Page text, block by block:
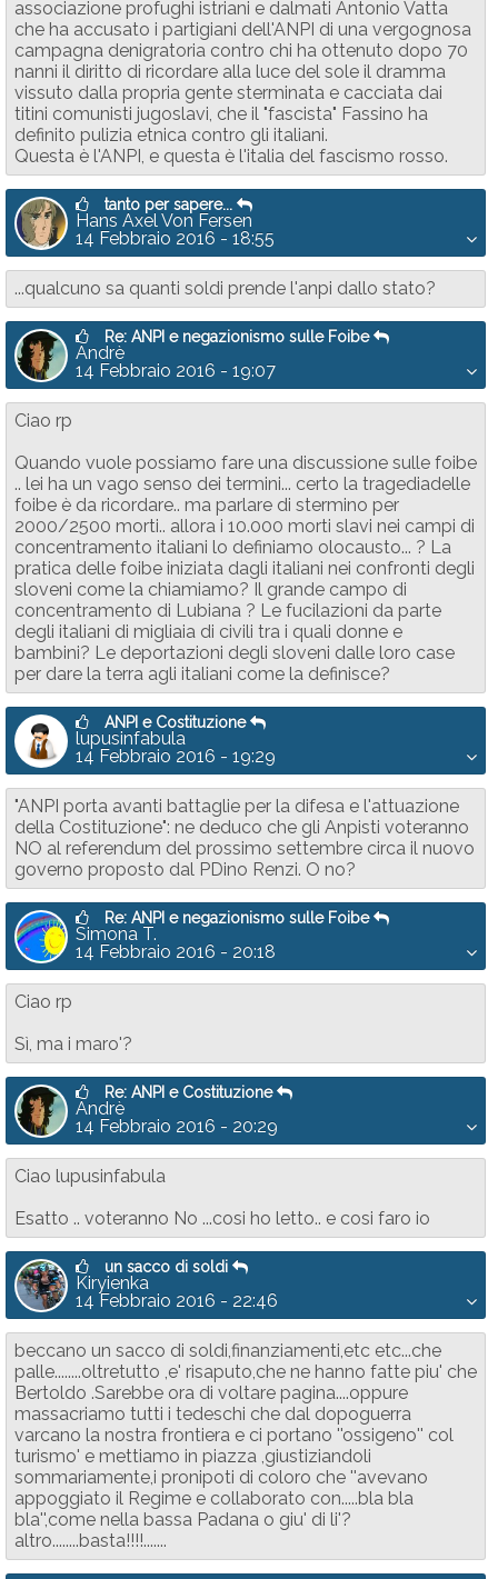
associazione profughi istriani e dalmati Antonio Vatta
che ha accusato i partigiani dell'ANPI di una vergognosa
campagna denigratoria contro chi ha ottenuto dopo 70
nanni il diritto di ricordare alla luce del sole il dramma
vissuto dalla propria gente sterminata e cacciata dai
titini comunisti jugoslavi, che il "fascista" Fassino ha
definito pulizia etnica contro gli italiani.
Questa è l'ANPI, e questa è l'italia del fascismo rosso.
tanto per sapere...
Hans Axel Von Fersen
14 Febbraio 2016 - 18:55
...qualcuno sa quanti soldi prende l'anpi dallo stato?
Re: ANPI e negazionismo sulle Foibe
Andrè
14 Febbraio 2016 - 19:07
Ciao rp
Quando vuole possiamo fare una discussione sulle foibe
.. lei ha un vago senso dei termini... certo la tragediadelle
foibe è da ricordare.. ma parlare di stermino per
2000/2500 morti.. allora i 10.000 morti slavi nei campi di
concentramento italiani lo definiamo olocausto... ? La
pratica delle foibe iniziata dagli italiani nei confronti degli
sloveni come la chiamiamo? Il grande campo di
concentramento di Lubiana ? Le fucilazioni da parte
degli italiani di migliaia di civili tra i quali donne e
bambini? Le deportazioni degli sloveni dalle loro case
per dare la terra agli italiani come la definisce?
ANPI e Costituzione
lupusinfabula
14 Febbraio 2016 - 19:29
"ANPI porta avanti battaglie per la difesa e l'attuazione
della Costituzione": ne deduco che gli Anpisti voteranno
NO al referendum del prossimo settembre circa il nuovo
governo proposto dal PDino Renzi. O no?
Re: ANPI e negazionismo sulle Foibe
Simona T.
14 Febbraio 2016 - 20:18
Ciao rp
Sì, ma i maro'?
Re: ANPI e Costituzione
Andrè
14 Febbraio 2016 - 20:29
Ciao lupusinfabula
Esatto .. voteranno No ...cosi ho letto.. e cosi faro io
un sacco di soldi
Kiryienka
14 Febbraio 2016 - 22:46
beccano un sacco di soldi,finanziamenti,etc etc...che
palle........oltretutto ,e' risaputo,che ne hanno fatte piu' che
Bertoldo .Sarebbe ora di voltare pagina....oppure
massacriamo tutti i tedeschi che dal dopoguerra
varcano la nostra frontiera e ci portano ''ossigeno'' col
turismo' e mettiamo in piazza ,giustiziandoli
sommariamente,i pronipoti di coloro che ''avevano
appoggiato il Regime e collaborato con.....bla bla
bla'',come nella bassa Padana o giu' di li'?
altro........basta!!!!.......